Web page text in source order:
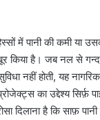
में पानी की कमी या
किया है। जब नल से
नहीं होती, यह
का उद्देश्य सिर्फ़
दिलाना है कि साफ़